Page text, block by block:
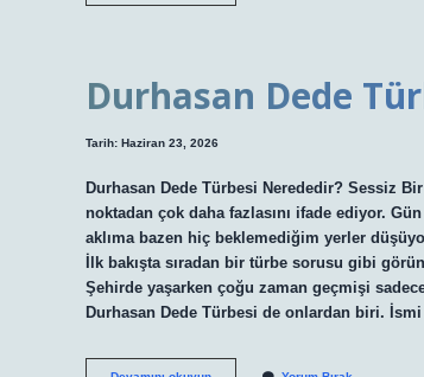
Durhasan Dede
Tarih: Haziran 23, 2026
Durhasan Dede Türbesi Nerededir? Sessiz
noktadan çok daha fazlasını ifade ediyor.
aklıma bazen hiç beklemediğim yerler
İlk bakışta sıradan bir türbe sorusu gibi
Şehirde yaşarken çoğu zaman geçmişi
Durhasan Dede Türbesi de onlardan biri.